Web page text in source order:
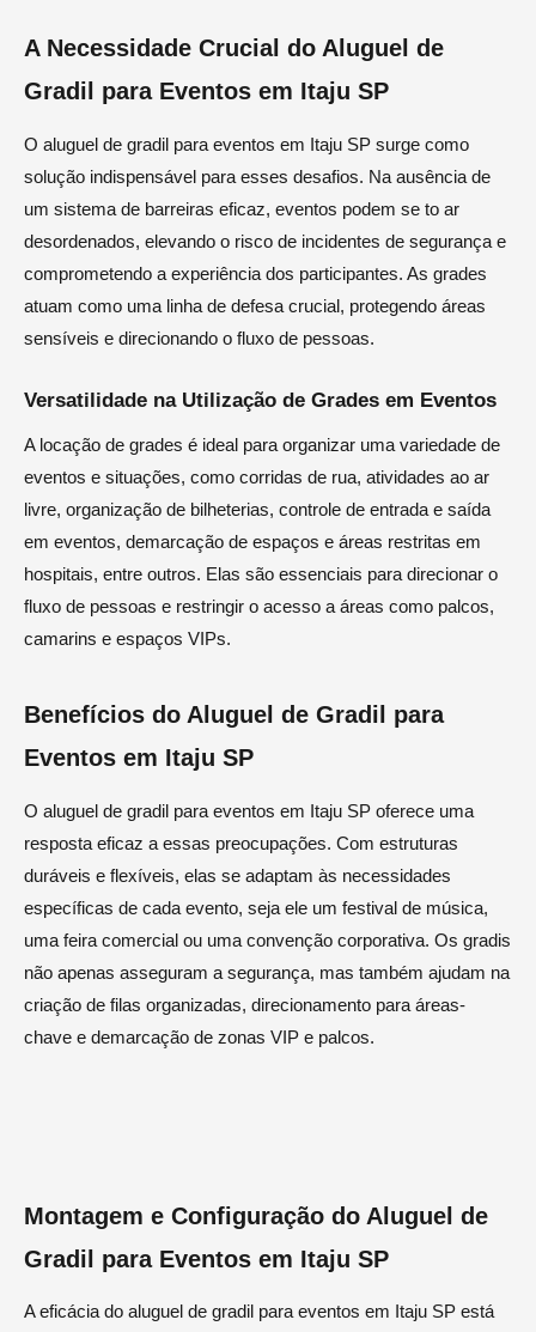
A Necessidade Crucial do Aluguel de
Gradil para Eventos em Itaju SP
O aluguel de gradil para eventos em Itaju SP surge como
solução indispensável para esses desafios. Na ausência de
um sistema de barreiras eficaz, eventos podem se to ar
desordenados, elevando o risco de incidentes de segurança e
comprometendo a experiência dos participantes. As grades
atuam como uma linha de defesa crucial, protegendo áreas
sensíveis e direcionando o fluxo de pessoas.
Versatilidade na Utilização de Grades em Eventos
A locação de grades é ideal para organizar uma variedade de
eventos e situações, como corridas de rua, atividades ao ar
livre, organização de bilheterias, controle de entrada e saída
em eventos, demarcação de espaços e áreas restritas em
hospitais, entre outros. Elas são essenciais para direcionar o
fluxo de pessoas e restringir o acesso a áreas como palcos,
camarins e espaços VIPs.
Benefícios do Aluguel de Gradil para
Eventos em Itaju SP
O aluguel de gradil para eventos em Itaju SP oferece uma
resposta eficaz a essas preocupações. Com estruturas
duráveis e flexíveis, elas se adaptam às necessidades
específicas de cada evento, seja ele um festival de música,
uma feira comercial ou uma convenção corporativa. Os gradis
não apenas asseguram a segurança, mas também ajudam na
criação de filas organizadas, direcionamento para áreas-
chave e demarcação de zonas VIP e palcos.
Montagem e Configuração do Aluguel de
Gradil para Eventos em Itaju SP
A eficácia do aluguel de gradil para eventos em Itaju SP está